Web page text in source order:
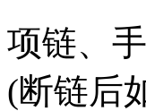
项链、
(断链后